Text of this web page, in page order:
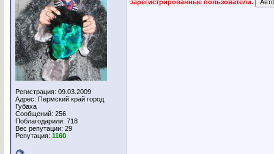
Регистрация: 09.03.2009
Адрес: Пермский край город
Губаха
Сообщений: 256
Поблагодарили: 718
Вес репутации: 29
Репутация: 1160
зарегистрированные пользователи.